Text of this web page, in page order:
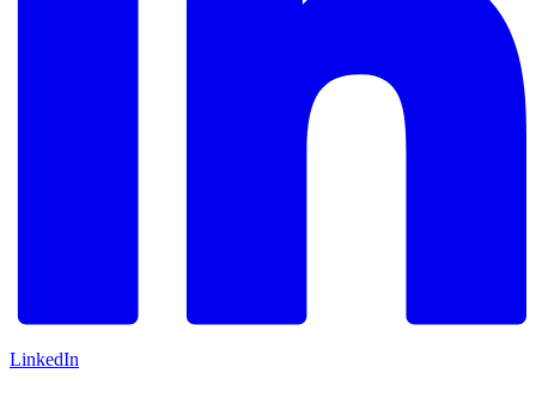
LinkedIn